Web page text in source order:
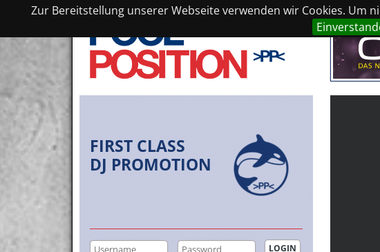
Zur Bereitstellung unserer Webseite verwenden wir Cookies. Um
FIRST CLASS
DJ PROMOTION